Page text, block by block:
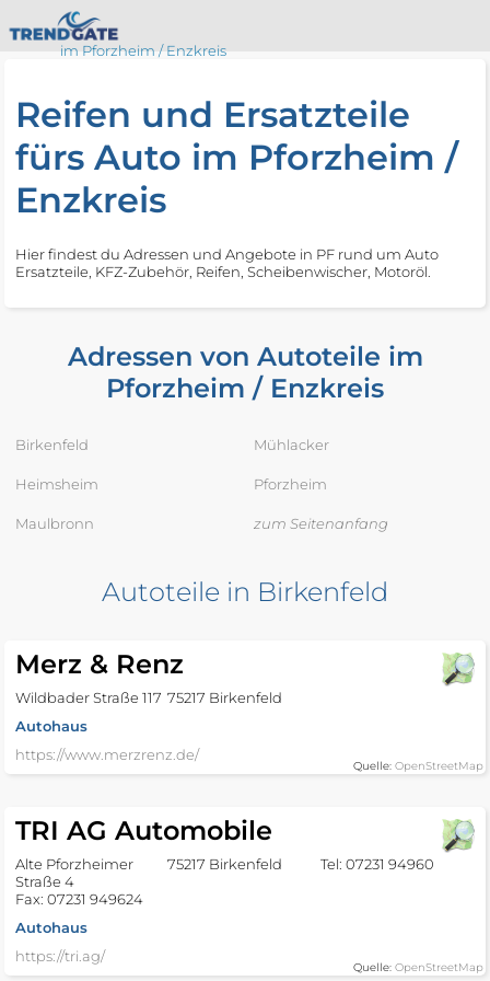
im Pforzheim / Enzkreis
Reifen und Ersatzteile
fürs Auto im Pforzheim /
Enzkreis
Hier findest du Adressen und Angebote in PF rund um Auto
Ersatzteile, KFZ-Zubehör, Reifen, Scheibenwischer, Motoröl.
Adressen von Autoteile im
Pforzheim / Enzkreis
Birkenfeld
Heimsheim
Maulbronn
Mühlacker
Pforzheim
zum Seitenanfang
Autoteile in Birkenfeld
Merz & Renz
Wildbader Straße 117 75217 Birkenfeld
Autohaus
https://www.merzrenz.de/
Quelle: OpenStreetMap
TRI AG Automobile
Alte Pforzheimer
Straße 4
75217 Birkenfeld
Tel: 07231 94960
Fax: 07231 949624
Autohaus
https://tri.ag/
Quelle: OpenStreetMap